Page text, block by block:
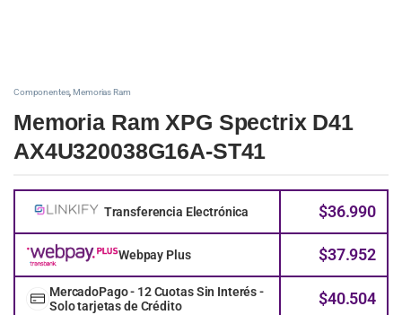
Componentes,Memorias Ram
Memoria Ram XPG Spectrix D41
AX4U320038G16A-ST41
Transferencia Electrónica $36.990
Webpay Plus $37.952
MercadoPago - 12 Cuotas Sin Interés -
Solo tarjetas de Crédito
$40.504